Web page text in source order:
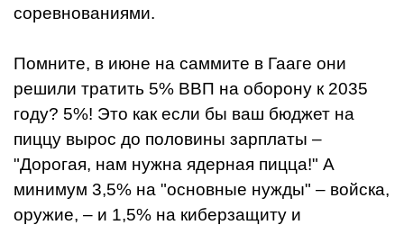
соревнованиями.
Помните, в июне на саммите в Гааге они
решили тратить 5% ВВП на оборону к 2035
году? 5%! Это как если бы ваш бюджет на
пиццу вырос до половины зарплаты –
"Дорогая, нам нужна ядерная пицца!" А
минимум 3,5% на "основные нужды" – войска,
оружие, – и 1,5% на киберзащиту и